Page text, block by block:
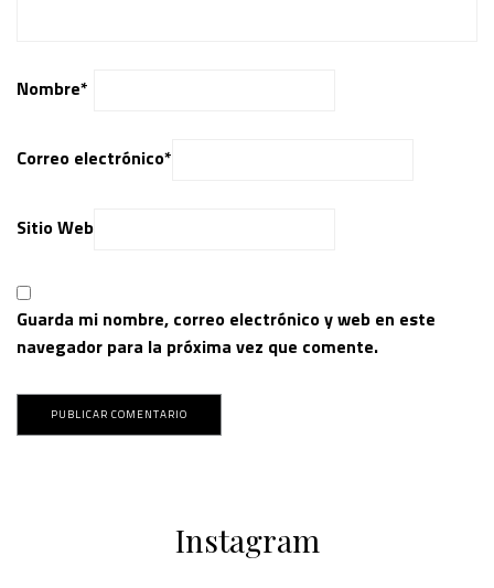
Nombre*
Correo electrónico*
Sitio Web
Guarda mi nombre, correo electrónico y web en este
navegador para la próxima vez que comente.
Instagram